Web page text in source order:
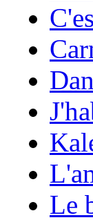
Le